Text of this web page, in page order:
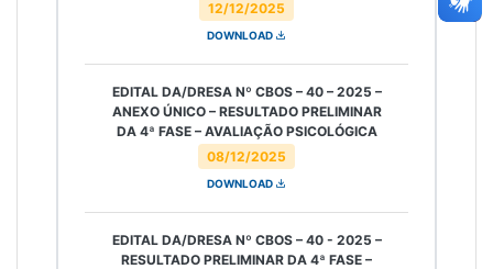
12/12/2025
DOWNLOAD
08/12/2025
EDITAL DA/DRESA Nº CBOS – 40 – 2025 –
ANEXO ÚNICO – RESULTADO PRELIMINAR
DA 4ª FASE – AVALIAÇÃO PSICOLÓGICA
DOWNLOAD
EDITAL DA/DRESA Nº CBOS – 40 - 2025 –
RESULTADO PRELIMINAR DA 4ª FASE –